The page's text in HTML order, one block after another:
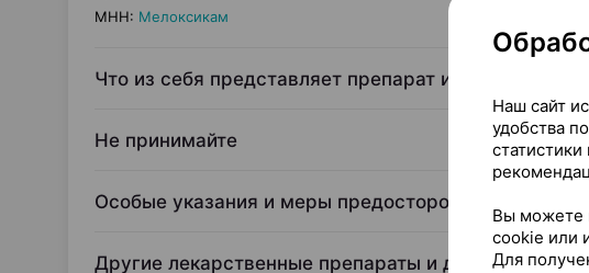
МНН: Мелоксикам
Что из себя представляет препарат и для чего его
Не принимайте
Особые указания и меры предосторожности
Другие лекарственные препараты и данный
Наш сайт
удобства
Вы можете
cookie или
Для